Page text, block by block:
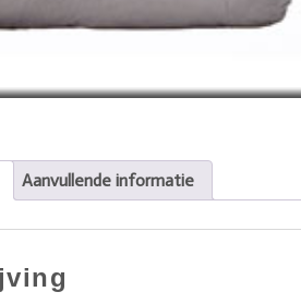
Aanvullende informatie